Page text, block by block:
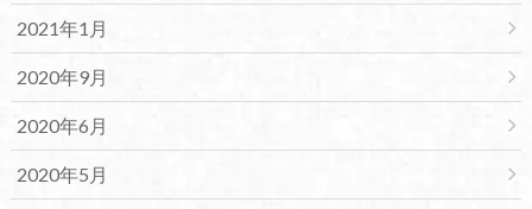
2021年1月
2020年9月
2020年6月
2020年5月